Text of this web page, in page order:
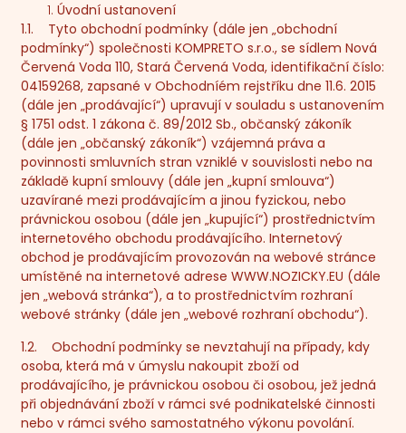
Úvodní ustanovení
1.1. Tyto obchodní podmínky (dále jen „obchodní
podmínky“) společnosti KOMPRETO s.r.o., se sídlem Nová
Červená Voda 110, Stará Červená Voda, identifikační číslo:
04159268, zapsané v Obchodníém rejstříku dne 11.6. 2015
(dále jen „prodávající“) upravují v souladu s ustanovením
§ 1751 odst. 1 zákona č. 89/2012 Sb., občanský zákoník
(dále jen „občanský zákoník“) vzájemná práva a
povinnosti smluvních stran vzniklé v souvislosti nebo na
základě kupní smlouvy (dále jen „kupní smlouva“)
uzavírané mezi prodávajícím a jinou fyzickou, nebo
právnickou osobou (dále jen „kupující“) prostřednictvím
internetového obchodu prodávajícího. Internetový
obchod je prodávajícím provozován na webové stránce
umístěné na internetové adrese WWW.NOZICKY.EU (dále
jen „webová stránka“), a to prostřednictvím rozhraní
webové stránky (dále jen „webové rozhraní obchodu“).
1.2. Obchodní podmínky se nevztahují na případy, kdy
osoba, která má v úmyslu nakoupit zboží od
prodávajícího, je právnickou osobou či osobou, jež jedná
při objednávání zboží v rámci své podnikatelské činnosti
nebo v rámci svého samostatného výkonu povolání.